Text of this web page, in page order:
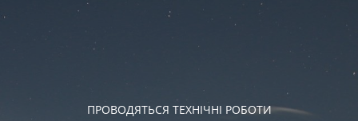
ПРОВОДЯТЬСЯ ТЕХНІЧНІ РОБОТИ